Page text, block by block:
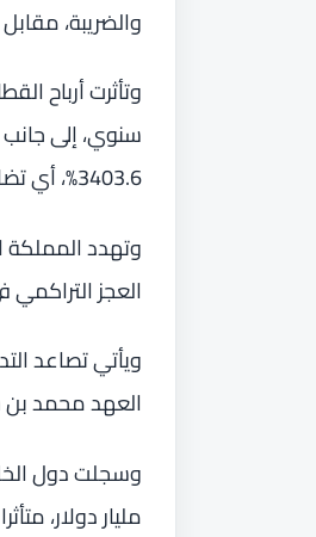
والضريبة، مقابل 10.11 مليارات ريال في الربع الثاني من عام 2019.
سنوي، إلى جانب
3403.6%، أي تضاعفت أكثر من 34 مرة مقارنة مع الربع المماثل من العام الماضي.
وتهدد المملكة
العجز التراكمي في السعودية
ويأتي تصاعد
العهد محمد بن سلمان بما
مليار دولار،